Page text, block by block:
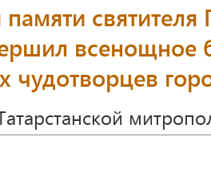
всенощное
чудотворцев